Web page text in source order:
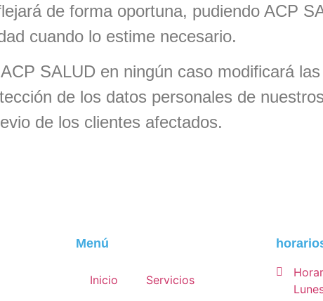
de forma oportuna, pudiendo ACP
cuando lo estime necesario.
SALUD en ningún caso modificará
de los datos personales de
de los clientes afectados.
Menú
Inicio Servicios